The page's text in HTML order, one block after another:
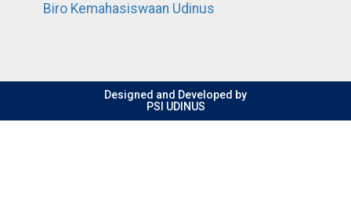
Biro Kemahasiswaan Udinus
Designed and Developed by
PSI UDINUS